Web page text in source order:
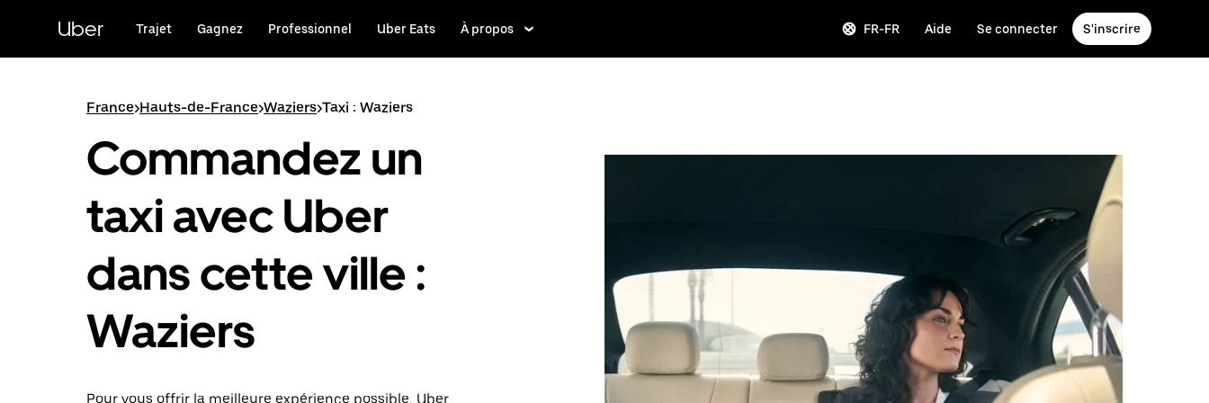
principal
Uber Trajet Gagnez Professionnel Uber Eats À propos FR-FR Aide Se connecter S'inscrire
France>Hauts-de-France>Waziers>Taxi : Waziers
Commandez un
taxi avec Uber
dans cette ville :
Waziers
Pour vous offrir la meilleure expérience possible, Uber